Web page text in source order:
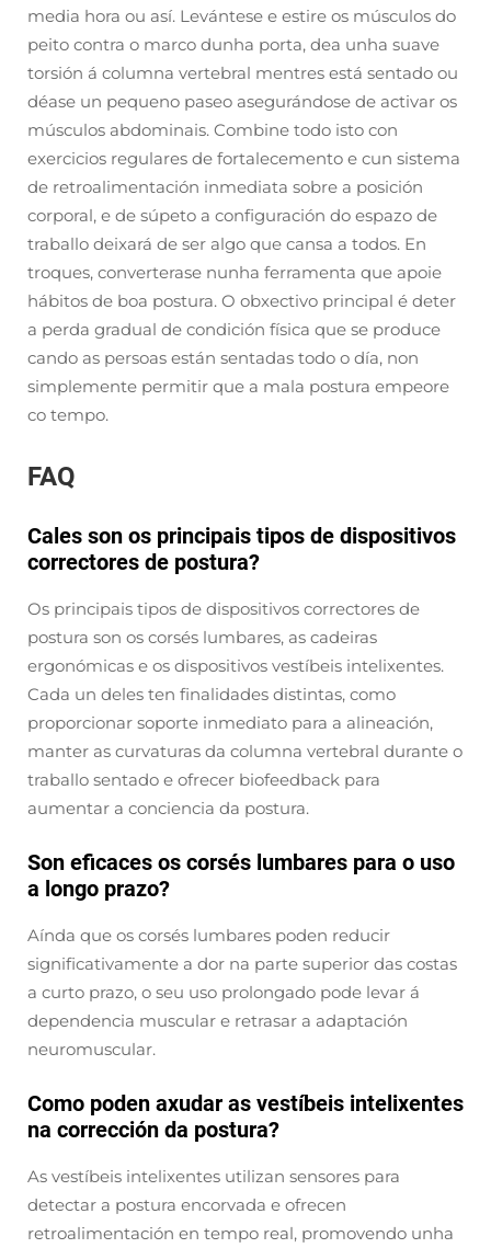
media hora ou así. Levántese e estire os músculos do
peito contra o marco dunha porta, dea unha suave
torsión á columna vertebral mentres está sentado ou
déase un pequeno paseo asegurándose de activar os
músculos abdominais. Combine todo isto con
exercicios regulares de fortalecemento e cun sistema
de retroalimentación inmediata sobre a posición
corporal, e de súpeto a configuración do espazo de
traballo deixará de ser algo que cansa a todos. En
troques, converterase nunha ferramenta que apoie
hábitos de boa postura. O obxectivo principal é deter
a perda gradual de condición física que se produce
cando as persoas están sentadas todo o día, non
simplemente permitir que a mala postura empeore
co tempo.
FAQ
Cales son os principais tipos de dispositivos
correctores de postura?
Os principais tipos de dispositivos correctores de
postura son os corsés lumbares, as cadeiras
ergonómicas e os dispositivos vestíbeis intelixentes.
Cada un deles ten finalidades distintas, como
proporcionar soporte inmediato para a alineación,
manter as curvaturas da columna vertebral durante o
traballo sentado e ofrecer biofeedback para
aumentar a conciencia da postura.
Son eficaces os corsés lumbares para o uso
a longo prazo?
Aínda que os corsés lumbares poden reducir
significativamente a dor na parte superior das costas
a curto prazo, o seu uso prolongado pode levar á
dependencia muscular e retrasar a adaptación
neuromuscular.
Como poden axudar as vestíbeis intelixentes
na corrección da postura?
As vestíbeis intelixentes utilizan sensores para
detectar a postura encorvada e ofrecen
retroalimentación en tempo real, promovendo unha